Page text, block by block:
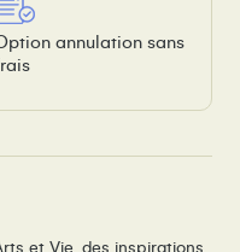
annulation sans
et Vie, des inspirations